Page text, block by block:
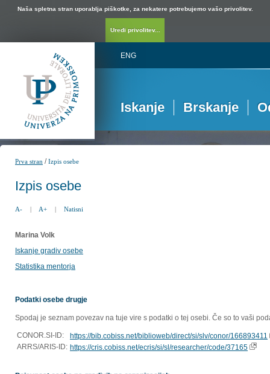
Naša spletna stran uporablja piškotke, za nekatere potrebujemo vašo privolitev.
Uredi privolitev...
ENG
Iskanje Brskanje
Prva stran /Izpis osebe
Izpis osebe
A- | A+ | Natisni
Marina Volk
Iskanje gradiv osebe
Statistika mentorja
Podatki osebe drugje
Spodaj je seznam povezav na tuje vire s podatki o tej osebi. Če so to vaši
CONOR.SI-ID:
https://bib.cobiss.net/biblioweb/direct/si/slv/conor/166893411
ARRS/ARIS-ID: https://cris.cobiss.net/ecris/si/sl/researcher/code/37165